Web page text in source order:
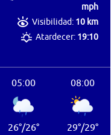
mph
Visibilidad: 10 km
Atardecer: 19:10
05:00
26°/26°
08:00
29°/29°